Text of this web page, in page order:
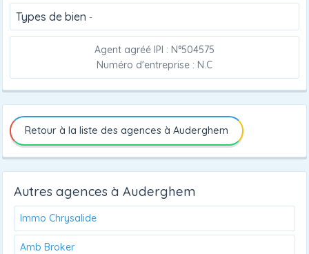
Types de bien -
Agent agréé IPI : N°504575
Numéro d'entreprise : N.C
Retour à la liste des agences à Auderghem
Autres agences à Auderghem
Immo Chrysalide
Amb Broker